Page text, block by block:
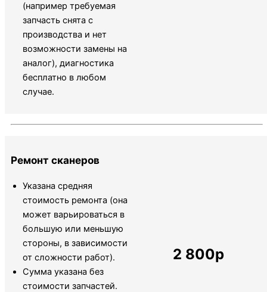
(например требуемая
запчасть снята с
производства и нет
возможности замены на
аналог), диагностика
бесплатно в любом
случае.
Ремонт сканеров
Указана средняя
стоимость ремонта (она
может варьироваться в
большую или меньшую
стороны, в зависимости
от сложности работ).
Сумма указана без
стоимости запчастей.
2 800р